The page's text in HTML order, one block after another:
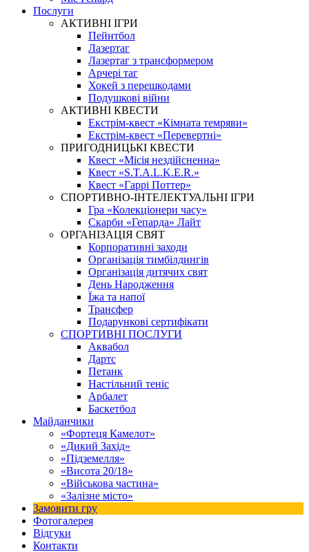
Послуги
АКТИВНІ ІГРИ
Пейнтбол
Лазертаг
Лазертаг з трансформером
Арчері таг
Хокей з перешкодами
Подушкові війни
АКТИВНІ КВЕСТИ
Екстрім-квест «Кімната темряви»
Екстрім-квест «Перевертні»
ПРИГОДНИЦЬКІ КВЕСТИ
Квест «Місія нездійсненна»
Квест «S.T.A.L.K.E.R.»
Квест «Гаррі Поттер»
СПОРТИВНО-ІНТЕЛЕКТУАЛЬНІ ІГРИ
Гра «Колекціонери часу»
Скарби «Гепарда» Лайт
ОРГАНІЗАЦІЯ СВЯТ
Корпоративні заходи
Організація тимбілдингів
Організація дитячих свят
День Народження
Їжа та напої
Трансфер
Подарункові сертифікати
СПОРТИВНІ ПОСЛУГИ
Аквабол
Дартс
Петанк
Настільний теніс
Арбалет
Баскетбол
Майданчики
«Фортеця Камелот»
«Дикий Захід»
«Підземелля»
«Висота 20/18»
«Військова частина»
«Залізне місто»
Замовити гру
Фотогалерея
Відгуки
Контакти